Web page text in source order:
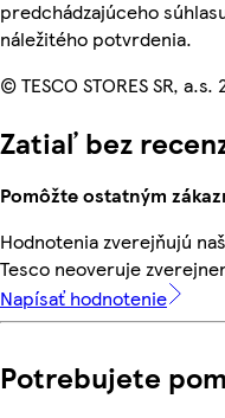
predchádzajúceho
náležitého potvrdenia.
© TESCO STORES SR, a.s.
Zatiaľ bez
Pomôžte ostatným
Hodnotenia zverejňujú
Tesco neoveruje
Napísať hodnotenie
Potrebujete